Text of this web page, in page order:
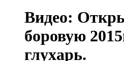
Видео:
боровую
глухарь.